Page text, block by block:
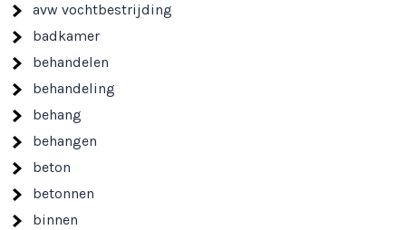
avw vochtbestrijding
badkamer
behandelen
behandeling
behang
behangen
beton
betonnen
binnen